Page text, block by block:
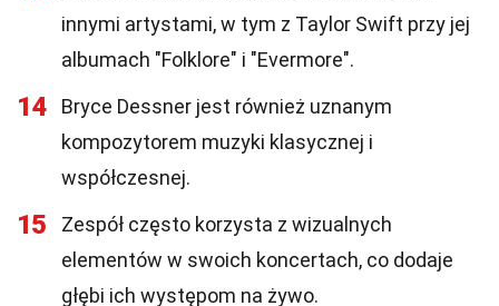
innymi artystami, w tym z Taylor Swift przy jej
albumach "Folklore" i "Evermore".
14
Bryce Dessner jest również uznanym
kompozytorem muzyki klasycznej i
współczesnej.
15
Zespół często korzysta z wizualnych
elementów w swoich koncertach, co dodaje
głębi ich występom na żywo.